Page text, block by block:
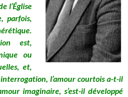
l’Église
parfois,
est,
ou
et,
l’amour courtois a-t-il
imaginaire, s’est-il développé